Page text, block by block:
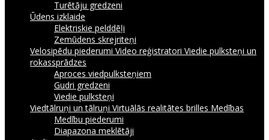
Turētāju gredzeni
Ūdens izklaide
Elektriskie pelddēļi
Zemūdens skrejriteņi
Velosipēdu piederumi Video reģistratori Viedie pulksteņi un
rokassprādzes
Aproces viedpulksteņiem
Gudri gredzeni
Viedie pulksteņi
Viedtālruņi un tālruņi Virtuālās realitātes brilles Medības
Medību piederumi
Diapazona meklētāji